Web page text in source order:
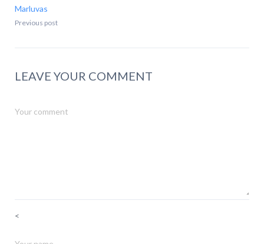
Marluvas
Previous post
LEAVE YOUR COMMENT
<